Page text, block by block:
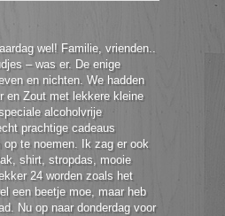
wel! Familie, vrienden..
– was er. De enige
en nichten. We hadden
en Zout met lekkere kleine
alcoholvrije
prachtige cadeaus
op te noemen. Ik zag er ook
shirt, stropdas, mooie
24 worden zoals het
een beetje moe, maar heb
Nu op naar donderdag voor